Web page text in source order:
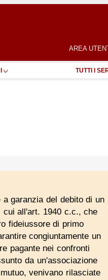
AREA
TUTTI I
garanzia del debito di un
cui all'art. 1940 c.c., che
fideiussore di primo
congiuntamente un
pagante nei confronti
da un'associazione
venivano rilasciate